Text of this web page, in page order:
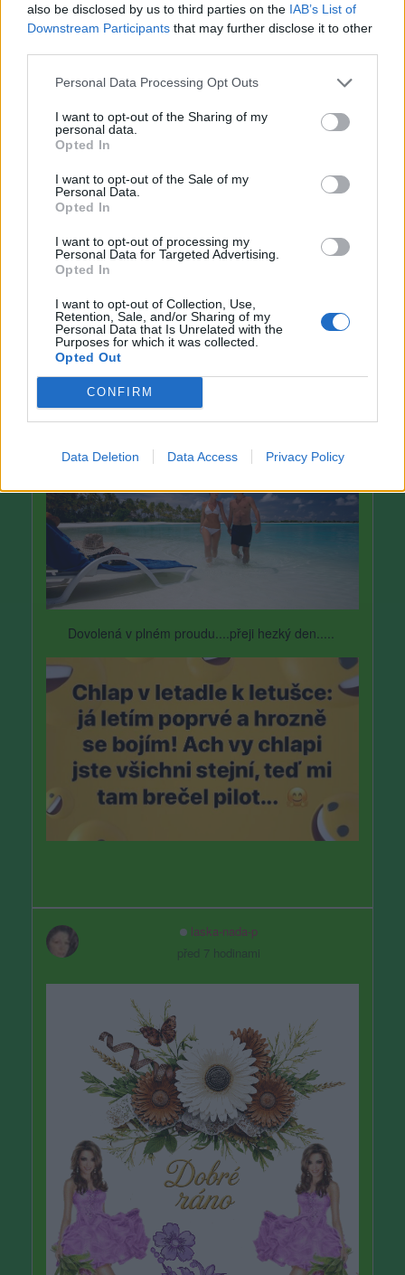
also be disclosed by us to third parties on the IAB’s List of
Downstream Participants that may further disclose it to other
Personal Data Processing Opt Outs
I want to opt-out of the Sharing of my
personal data.
Opted In
I want to opt-out of the Sale of my
Personal Data.
Opted In
I want to opt-out of processing my
Personal Data for Targeted Advertising.
Opted In
I want to opt-out of Collection, Use,
Retention, Sale, and/or Sharing of my
Personal Data that Is Unrelated with the
Purposes for which it was collected.
Opted Out
CONFIRM
Data Deletion Data Access Privacy Policy
evellynn1
čtvrtek...
Dovolená v plném proudu....přeji hezký den.....
laska-nada-p
před 7 hodinami